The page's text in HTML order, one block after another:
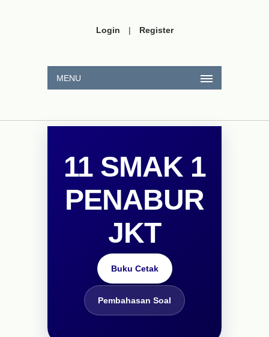
Login | Register
MENU
11 SMAK 1
PENABUR
JKT
Buku Cetak
Pembahasan Soal